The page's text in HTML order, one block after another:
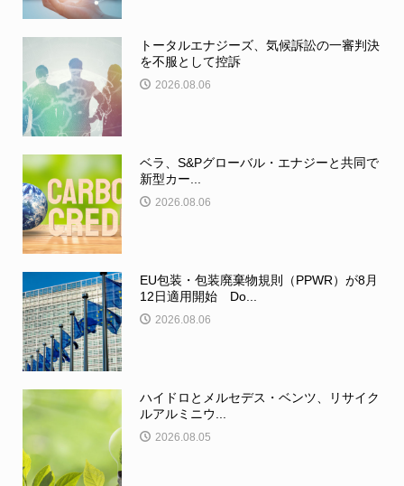
トータルエナジーズ、気候訴訟の一審判決
を不服として控訴
2026.08.06
ベラ、S&Pグローバル・エナジーと共同で
新型カー...
2026.08.06
EU包装・包装廃棄物規則（PPWR）が8月
12日適用開始 Do...
2026.08.06
ハイドロとメルセデス・ベンツ、リサイク
ルアルミニウ...
2026.08.05